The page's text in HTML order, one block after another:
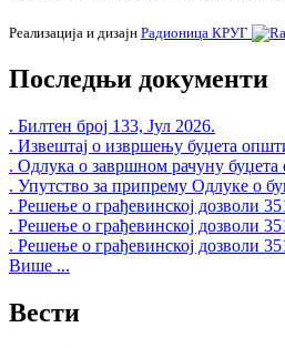
Реализација и дизајн Радионица КРУГ
Последњи документи
. Билтен број 133, Јул 2026.
. Извештај о извршењу буџета
. Одлука о завршном рачуну
. Упутство за припрему Одлуке о
. Решење о грађевинској дозволи
. Решење о грађевинској дозволи
. Решење о грађевинској дозволи
Више ...
Вести